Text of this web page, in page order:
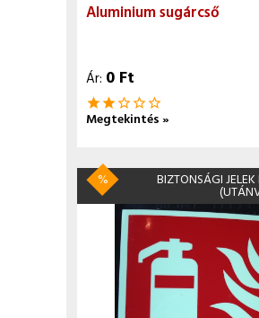
Aluminium sugárcső
Ár: 0 Ft
starstarstar_borderstar_borderstar_border
Megtekintés »
BIZTONSÁGI
%